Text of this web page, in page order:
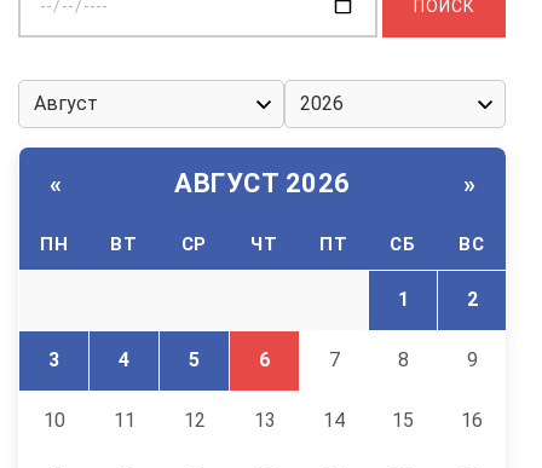
дату:
« АВГУСТ 2026 »
ПН ВТ СР ЧТ ПТ СБ ВС
1 2
3 4 5 6 7 8 9
10 11 12 13 14 15 16